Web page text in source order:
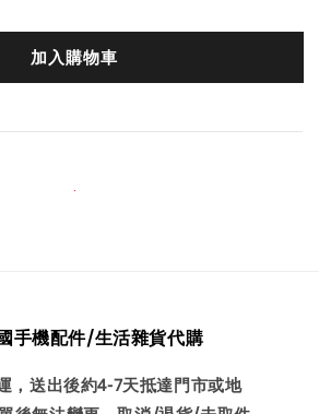
加入購物車
手機配件/生活雜貨代購
，送出後約4-7天抵達門市或地